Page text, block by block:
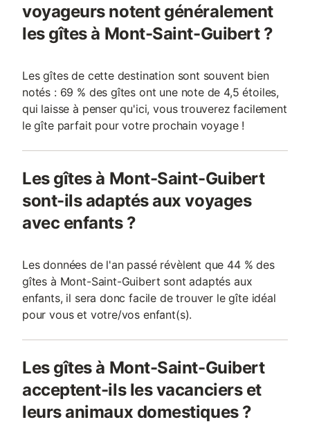
voyageurs notent généralement
les gîtes à Mont-Saint-Guibert ?
Les gîtes de cette destination sont souvent bien
notés : 69 % des gîtes ont une note de 4,5 étoiles,
qui laisse à penser qu'ici, vous trouverez facilement
le gîte parfait pour votre prochain voyage !
Les gîtes à Mont-Saint-Guibert
sont-ils adaptés aux voyages
avec enfants ?
Les données de l'an passé révèlent que 44 % des
gîtes à Mont-Saint-Guibert sont adaptés aux
enfants, il sera donc facile de trouver le gîte idéal
pour vous et votre/vos enfant(s).
Les gîtes à Mont-Saint-Guibert
acceptent-ils les vacanciers et
leurs animaux domestiques ?